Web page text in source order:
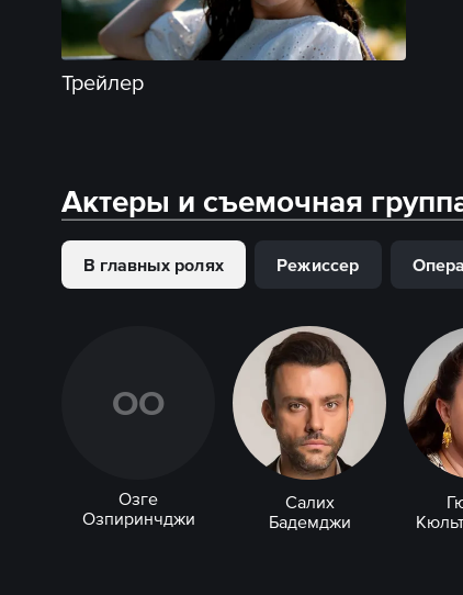
Трейлер
Актеры и съемочная
В главных ролях Режиссер
ОО
Озге
Озпиринчджи
Салих
Бадемджи